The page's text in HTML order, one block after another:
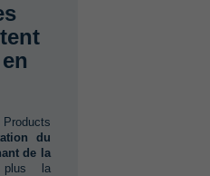
du
de la
la